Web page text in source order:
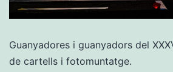
Guanyadores i guanyadors del
de cartells i fotomuntatge.